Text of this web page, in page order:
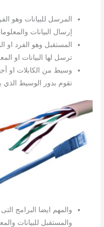
المرسل للبيانات وهو
إرسال البيانات
المستقبل وهو الفرد او
ترسل لها البيانات او
وسيط من الكابلات او
تقوم بدور الوسيط الذي
والمهم ايضا البرامج
والمستقبل للبيانات